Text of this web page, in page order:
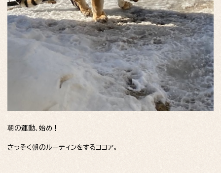
朝の運動、始め！
さっそく朝のルーティンをするココア。